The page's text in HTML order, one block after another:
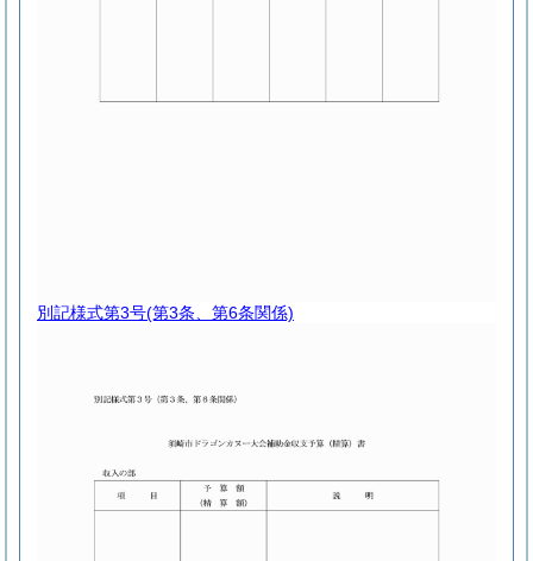
別記様式第3号(第3条、第6条関係)